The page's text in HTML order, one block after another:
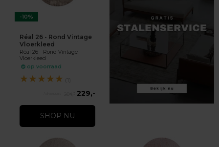
-10%
Réal 26 - Rond Vintage
Vloerkleed
Réal 26 - Rond Vintage
Vloerkleed
op voorraad
★★★★★ (1)
229,-
SHOP NU